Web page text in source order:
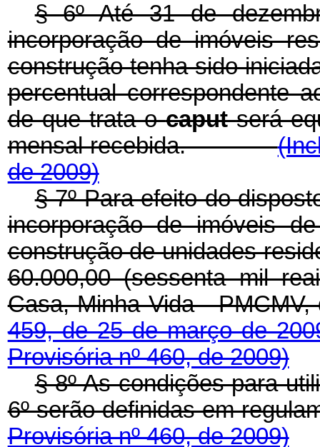
§ 6º Até 31 de
incorporação de imóveis
construção tenha sido
percentual correspondente
de que trata ocaputserá
mensal recebida.
de 2009)
§ 7º Para efeito do
incorporação de imóveis
construção de unidades
60.000,00 (sessenta mil
Casa, Minha Vida -
459, de 25 de março de
Provisória nº 460, de 2009)
§ 8º As condições para
6º serão definidas em
Provisória nº 460, de 2009)